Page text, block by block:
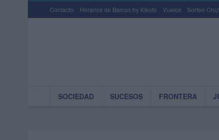
Contacto Horarios de Barcos by Kikoto Vuelos Sorteo
SOCIEDAD SUCESOS FRONTERA